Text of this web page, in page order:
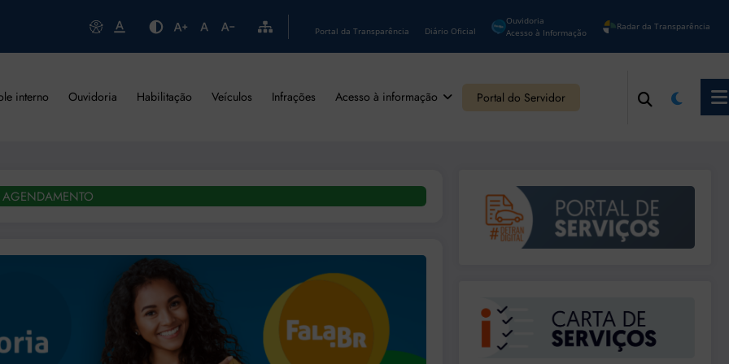
Portal da Transparência Diário Oficial
Ouvidoria
Acesso à Informação
Radar da Transparência
interno Ouvidoria Habilitação Veículos Infrações Acesso à informação Portal do Servidor
AGENDAMENTO